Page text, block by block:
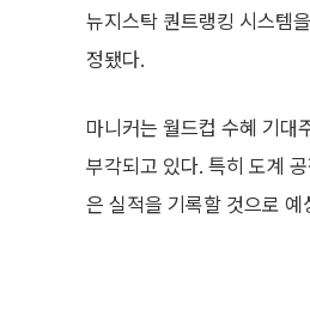
뉴지스탁 퀀트랭킹 시스템
정됐다.
마니커는 월드컵 수혜 기대
부각되고 있다. 특히 도계
은 실적을 기록할 것으로 예